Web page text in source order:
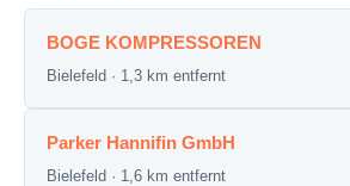
BOGE KOMPRESSOREN
Bielefeld · 1,3 km entfernt
Parker Hannifin GmbH
Bielefeld · 1,6 km entfernt